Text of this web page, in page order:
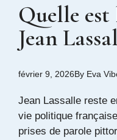
Quelle
Jean
février 9, 2026By Eva
Jean Lassalle reste
vie politique
prises de parole